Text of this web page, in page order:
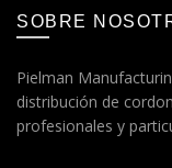
SOBRE
Pielman
distribución de
profesionales y